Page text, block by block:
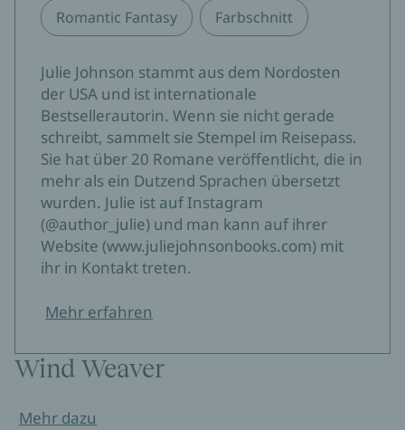
Romantic Fantasy Farbschnitt
Julie Johnson stammt aus dem Nordosten
der USA und ist internationale
Bestsellerautorin. Wenn sie nicht gerade
schreibt, sammelt sie Stempel im Reisepass.
Sie hat über 20 Romane veröffentlicht, die in
mehr als ein Dutzend Sprachen übersetzt
wurden. Julie ist auf Instagram
(@author_julie) und man kann auf ihrer
Website (www.juliejohnsonbooks.com) mit
ihr in Kontakt treten.
Mehr erfahren
Wind Weaver
Mehr dazu